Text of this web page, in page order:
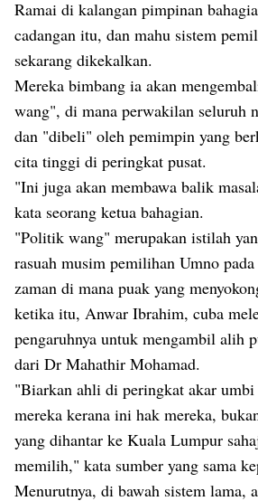
Ramai di kalangan pimpinan
cadangan itu, dan mahu sistem
sekarang dikekalkan.
Mereka bimbang ia akan
wang", di mana perwakilan seluruh
dan "dibeli" oleh pemimpin yang
cita tinggi di peringkat pusat.
"Ini juga akan membawa balik
kata seorang ketua bahagian.
"Politik wang" merupakan istilah
rasuah musim pemilihan Umno
zaman di mana puak yang
ketika itu, Anwar Ibrahim, cuba
pengaruhnya untuk mengambil alih
dari Dr Mahathir Mohamad.
"Biarkan ahli di peringkat akar
mereka kerana ini hak mereka,
yang dihantar ke Kuala Lumpur
memilih," kata sumber yang sama
Menurutnya, di bawah sistem lama,